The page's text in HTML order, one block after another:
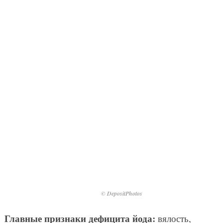
© DepositPhotos
Главные признаки дефицита йода: вялость,